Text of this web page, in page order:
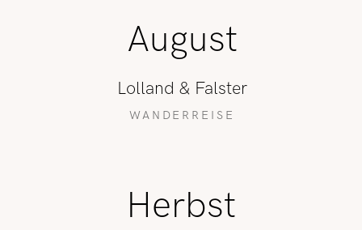
August
Lolland & Falster
WANDERREISE
Herbst